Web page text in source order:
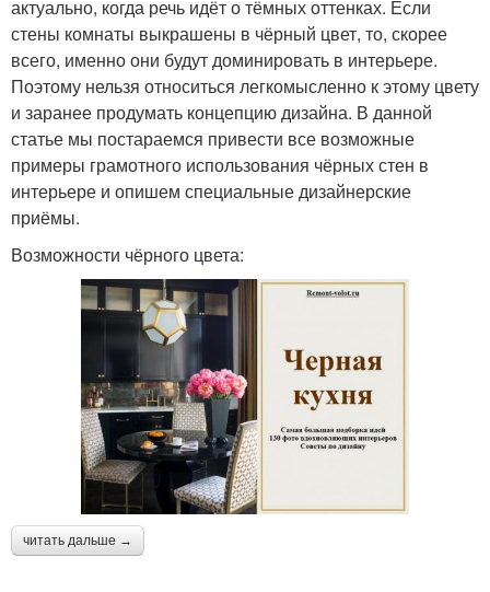
актуально, когда речь идёт о тёмных оттенках. Если
стены комнаты выкрашены в чёрный цвет, то, скорее
всего, именно они будут доминировать в интерьере.
Поэтому нельзя относиться легкомысленно к этому цвету
и заранее продумать концепцию дизайна. В данной
статье мы постараемся привести все возможные
примеры грамотного использования чёрных стен в
интерьере и опишем специальные дизайнерские
приёмы.
Возможности чёрного цвета:
читать дальше →